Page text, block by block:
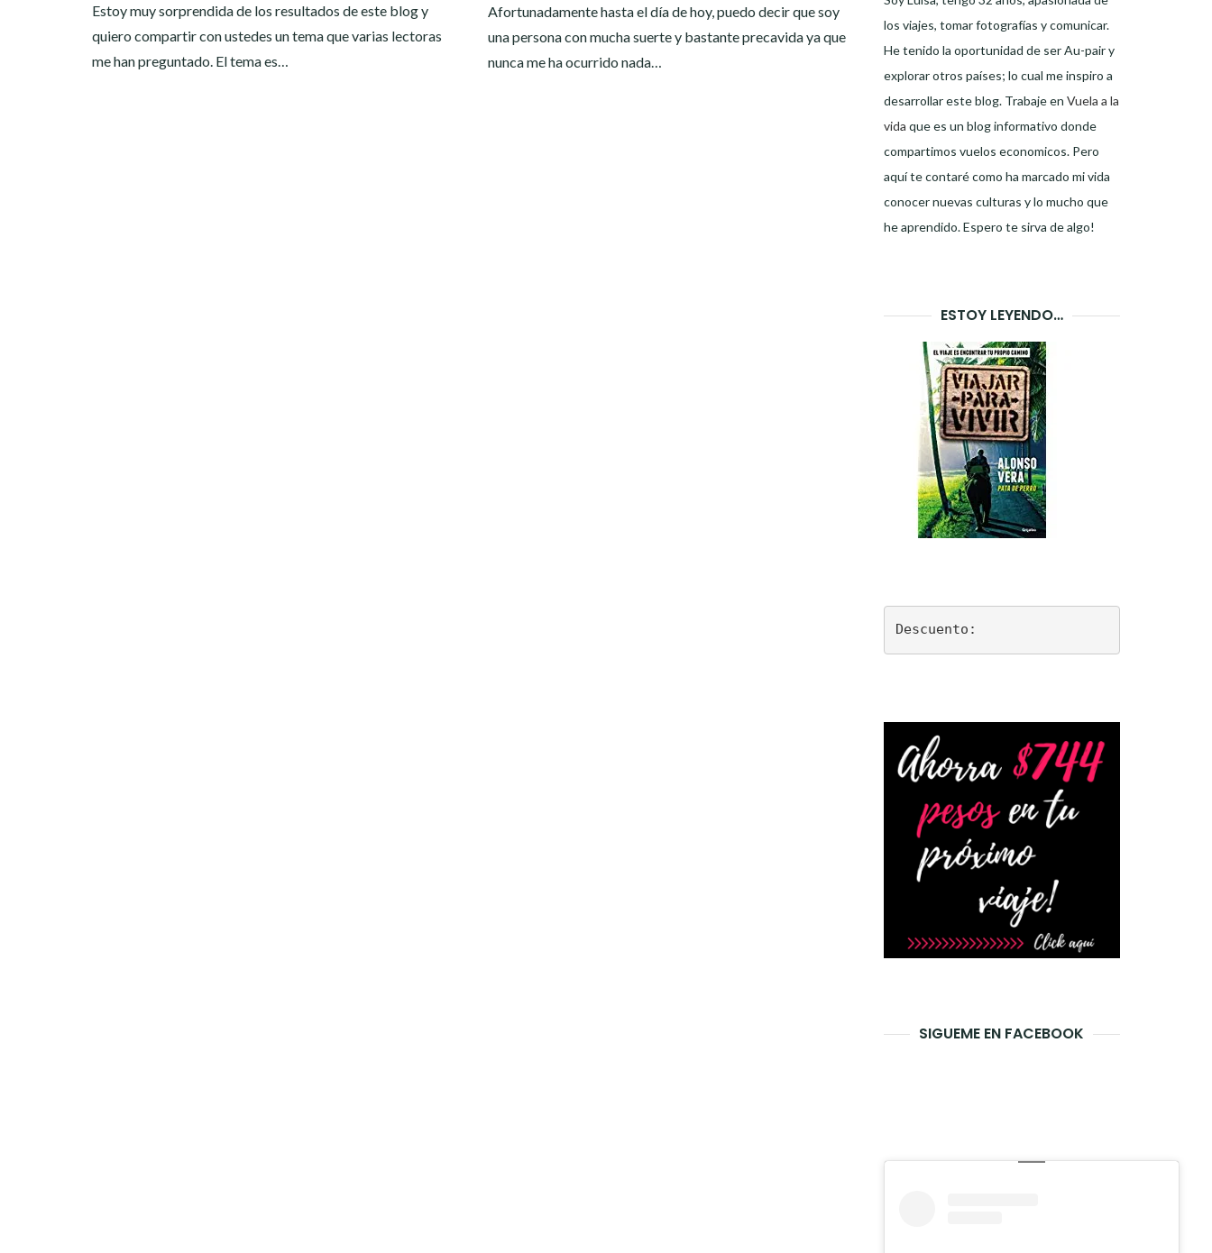
Estoy muy sorprendida de los resultados de este blog y
quiero compartir con ustedes un tema que varias lectoras
me han preguntado. El tema es…
Afortunadamente hasta el día de hoy, puedo decir que soy
una persona con mucha suerte y bastante precavida ya que
nunca me ha ocurrido nada…
los viajes, tomar fotografías y comunicar.
He tenido la oportunidad de ser Au-pair y
explorar otros países; lo cual me inspiro a
desarrollar este blog. Trabaje en Vuela a la
vida que es un blog informativo donde
compartimos vuelos economicos. Pero
aquí te contaré como ha marcado mi vida
conocer nuevas culturas y lo mucho que
he aprendido. Espero te sirva de algo!
ESTOY LEYENDO…
Descuento:
SIGUEME EN FACEBOOK